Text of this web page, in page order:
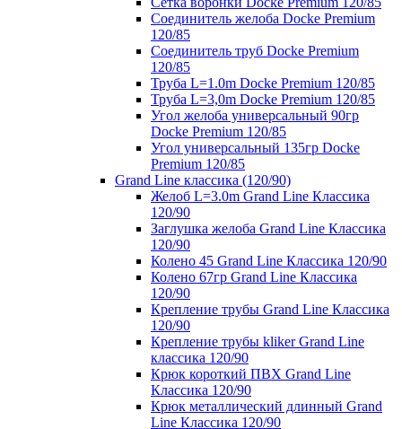
Соединитель желоба Docke Premium
120/85
Соединитель труб Docke Premium
120/85
Труба L=1.0m Docke Premium 120/85
Труба L=3,0m Docke Premium 120/85
Угол желоба универсальный 90гр
Docke Premium 120/85
Угол универсальный 135гр Docke
Premium 120/85
Grand Line классика (120/90)
Желоб L=3.0m Grand Line Классика
120/90
Заглушка желоба Grand Line Классика
120/90
Колено 45 Grand Line Классика 120/90
Колено 67гр Grand Line Классика
120/90
Крепление трубы Grand Line Классика
120/90
Крепление трубы kliker Grand Line
классика 120/90
Крюк короткий ПВХ Grand Line
Классика 120/90
Крюк металлический длинный Grand
Line Классика 120/90